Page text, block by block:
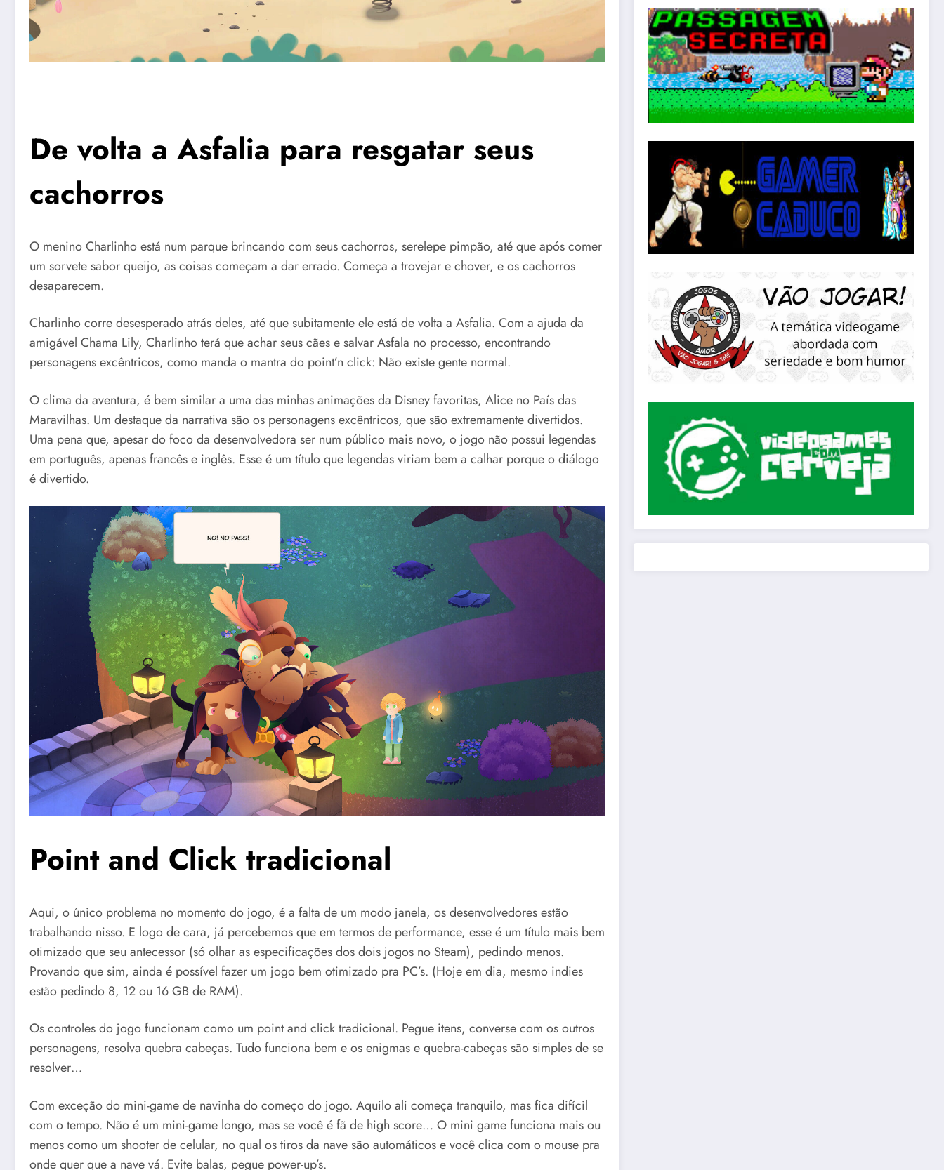
De volta a Asfalia para resgatar seus
cachorros
O menino Charlinho está num parque brincando com seus cachorros, serelepe pimpão, até que após comer
um sorvete sabor queijo, as coisas começam a dar errado. Começa a trovejar e chover, e os cachorros
desaparecem.
Charlinho corre desesperado atrás deles, até que subitamente ele está de volta a Asfalia. Com a ajuda da
amigável Chama Lily, Charlinho terá que achar seus cães e salvar Asfala no processo, encontrando
personagens excêntricos, como manda o mantra do point’n click: Não existe gente normal.
O clima da aventura, é bem similar a uma das minhas animações da Disney favoritas, Alice no País das
Maravilhas. Um destaque da narrativa são os personagens excêntricos, que são extremamente divertidos.
Uma pena que, apesar do foco da desenvolvedora ser num público mais novo, o jogo não possui legendas
em português, apenas francês e inglês. Esse é um título que legendas viriam bem a calhar porque o diálogo
é divertido.
Point and Click tradicional
Aqui, o único problema no momento do jogo, é a falta de um modo janela, os desenvolvedores estão
trabalhando nisso. E logo de cara, já percebemos que em termos de performance, esse é um título mais bem
otimizado que seu antecessor (só olhar as especificações dos dois jogos no Steam), pedindo menos.
Provando que sim, ainda é possível fazer um jogo bem otimizado pra PC’s. (Hoje em dia, mesmo indies
estão pedindo 8, 12 ou 16 GB de RAM).
Os controles do jogo funcionam como um point and click tradicional. Pegue itens, converse com os outros
personagens, resolva quebra cabeças. Tudo funciona bem e os enigmas e quebra-cabeças são simples de se
resolver…
Com exceção do mini-game de navinha do começo do jogo. Aquilo ali começa tranquilo, mas fica difícil
com o tempo. Não é um mini-game longo, mas se você é fã de high score… O mini game funciona mais ou
menos como um shooter de celular, no qual os tiros da nave são automáticos e você clica com o mouse pra
onde quer que a nave vá. Evite balas, pegue power-up’s.